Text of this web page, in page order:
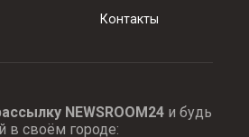
Контакты
NEWSROOM24и будь
в своём городе: